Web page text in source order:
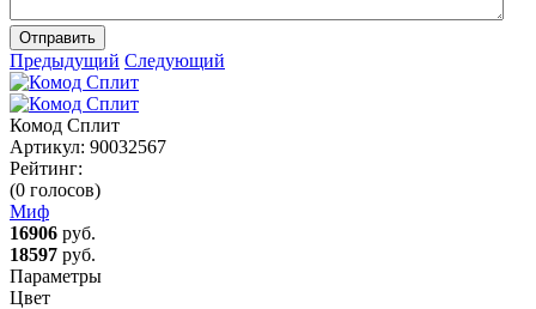
Отправить
Предыдущий Следующий
Комод Сплит
Артикул: 90032567
Рейтинг:
(0 голосов)
Миф
16906 руб.
18597 руб.
Параметры
Цвет